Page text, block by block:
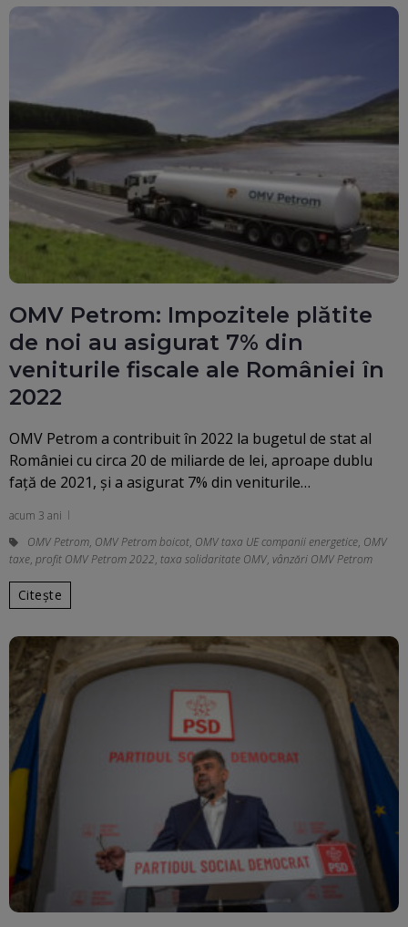
OMV Petrom: Impozitele plătite
de noi au asigurat 7% din
veniturile fiscale ale României în
2022
OMV Petrom a contribuit în 2022 la bugetul de stat al
României cu circa 20 de miliarde de lei, aproape dublu
faţă de 2021, şi a asigurat 7% din veniturile…
acum 3 ani
OMV Petrom, OMV Petrom boicot, OMV taxa UE companii energetice, OMV
taxe, profit OMV Petrom 2022, taxa solidaritate OMV, vânzări OMV Petrom
Citește